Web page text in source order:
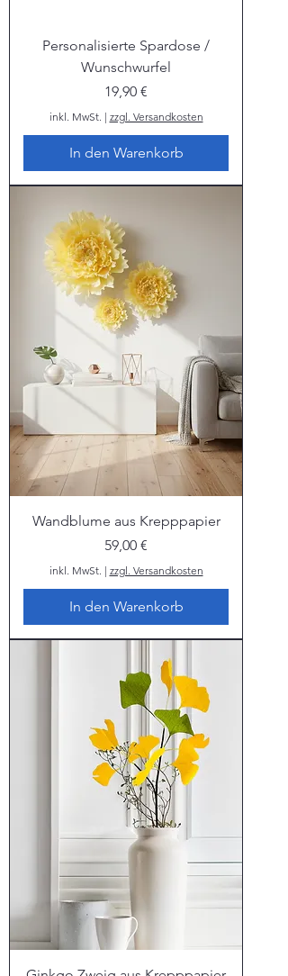
Personalisierte Spardose /
Wunschwurfel
Preis
19,90 €
inkl. MwSt. | zzgl. Versandkosten
In den Warenkorb
Wandblume aus Krepppapier
Preis
59,00 €
inkl. MwSt. | zzgl. Versandkosten
In den Warenkorb